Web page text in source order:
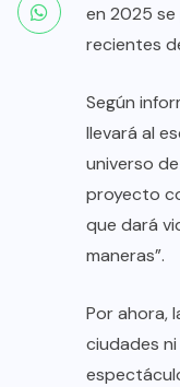
en 2025
recientes
Según
llevará al
universo
proyecto
que dará
maneras”.
Por ahora,
ciudades